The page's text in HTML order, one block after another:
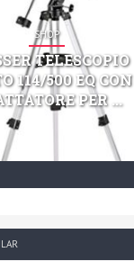
SHOP
TELESCOPIO
114/500 EQ CON
PER ...